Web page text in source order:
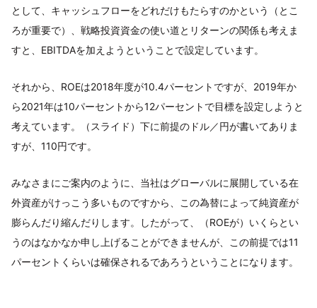
として、キャッシュフローをどれだけもたらすのかという（とこ
ろが重要で）、戦略投資資金の使い道とリターンの関係も考えま
すと、EBITDAを加えようということで設定しています。
それから、ROEは2018年度が10.4パーセントですが、2019年か
ら2021年は10パーセントから12パーセントで目標を設定しようと
考えています。（スライド）下に前提のドル／円が書いてありま
すが、110円です。
みなさまにご案内のように、当社はグローバルに展開している在
外資産がけっこう多いものですから、この為替によって純資産が
膨らんだり縮んだりします。したがって、（ROEが）いくらとい
うのはなかなか申し上げることができませんが、この前提では11
パーセントくらいは確保されるであろうということになります。